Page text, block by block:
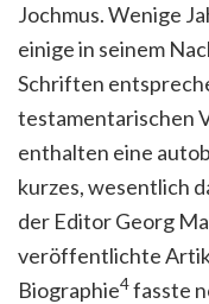
Jochmus. Wenige
einige in seinem
Schriften
testamentarischen
enthalten eine
kurzes, wesentlich
der Editor Georg
veröffentlichte
Biographie4fasste